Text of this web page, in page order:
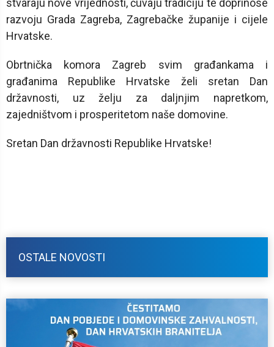
stvaraju nove vrijednosti, čuvaju tradiciju te doprinose
razvoju Grada Zagreba, Zagrebačke županije i cijele
Hrvatske.
Obrtnička komora Zagreb svim građankama i
građanima Republike Hrvatske želi sretan Dan
državnosti, uz želju za daljnjim napretkom,
zajedništvom i prosperitetom naše domovine.
Sretan Dan državnosti Republike Hrvatske!
OSTALE NOVOSTI